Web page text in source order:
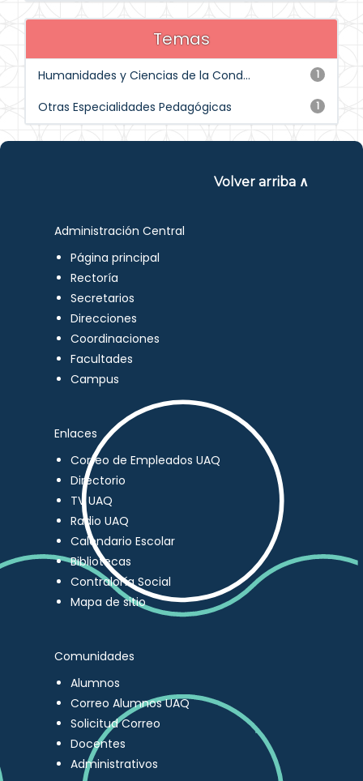
Temas
1
Humanidades y Ciencias de la Cond...
1
Otras Especialidades Pedagógicas
Volver arriba ∧
Administración Central
Página principal
Rectoría
Secretarios
Direcciones
Coordinaciones
Facultades
Campus
Enlaces
Correo de Empleados UAQ
Directorio
TV UAQ
Radio UAQ
Calendario Escolar
Bibliotecas
Contraloría Social
Mapa de sitio
Comunidades
Alumnos
Correo Alumnos UAQ
Solicitud Correo
Docentes
Administrativos